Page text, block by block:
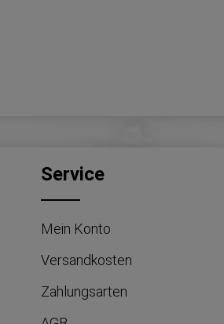
Service
Mein Konto
Versandkosten
Zahlungsarten